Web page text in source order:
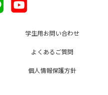
学生用お問い合わせ
よくあるご質問
個人情報保護方針